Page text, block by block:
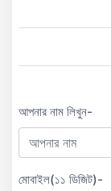
আপনার নাম লিখুন-
মোবাইল(১১ ডিজিট)-